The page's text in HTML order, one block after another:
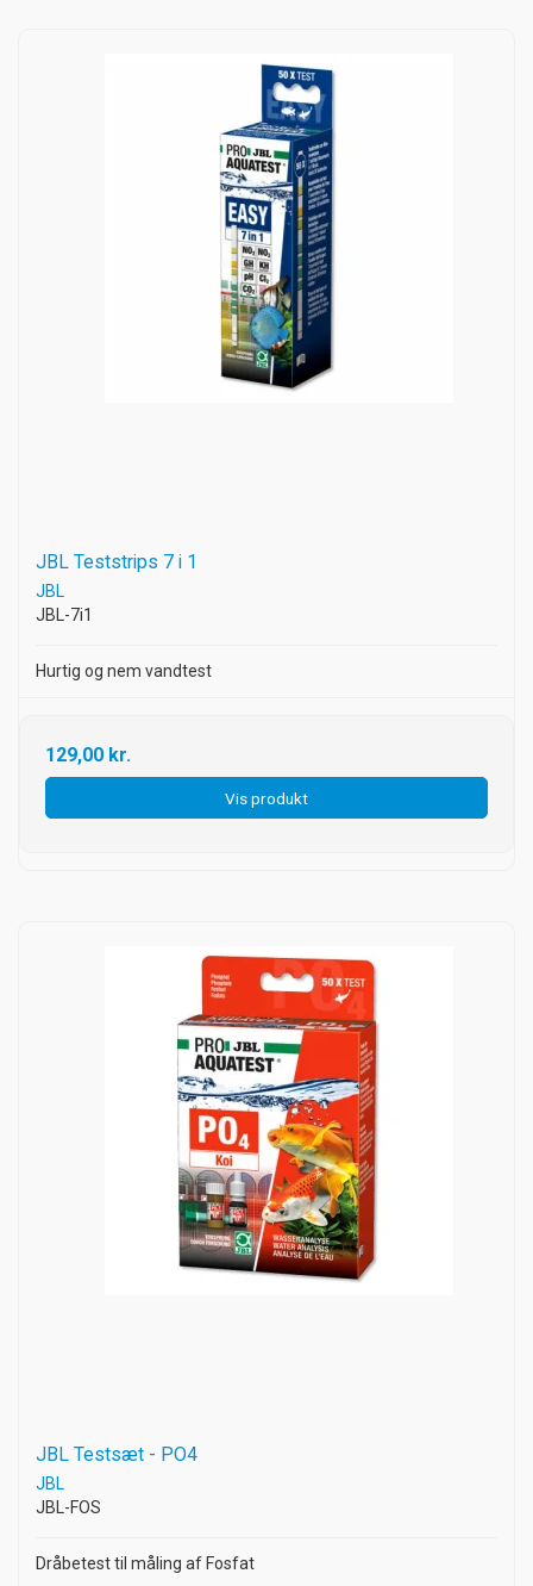
JBL Teststrips 7 i 1
JBL
JBL-7i1
Hurtig og nem vandtest
129,00 kr.
Vis produkt
JBL Testsæt - PO4
JBL
JBL-FOS
Dråbetest til måling af Fosfat